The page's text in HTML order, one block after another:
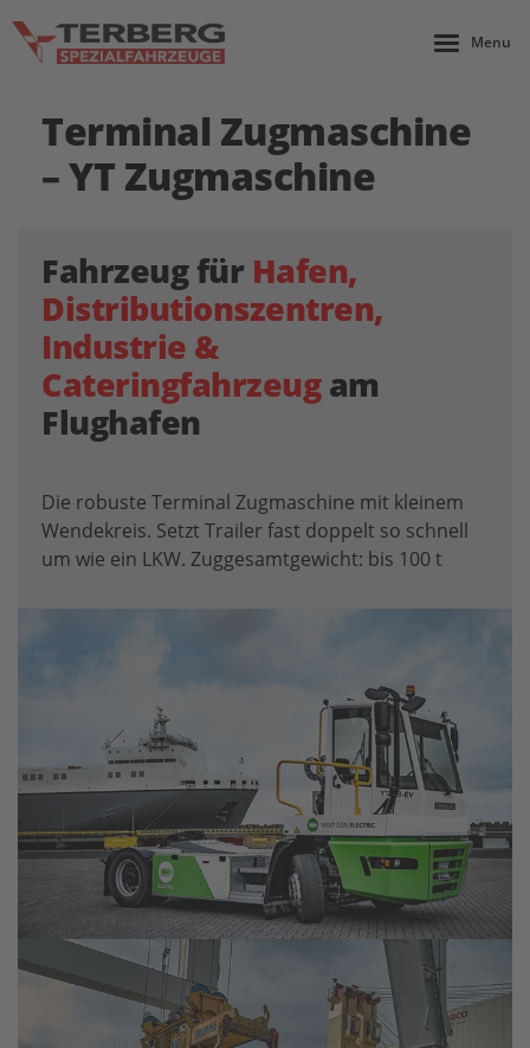
Menu
Terminal Zugmaschine
– YT Zugmaschine
Fahrzeug für Hafen,
Distributionszentren,
Industrie &
Cateringfahrzeugam
Flughafen
Die robuste Terminal Zugmaschine mit kleinem
Wendekreis. Setzt Trailer fast doppelt so schnell
um wie ein LKW. Zuggesamtgewicht: bis 100 t